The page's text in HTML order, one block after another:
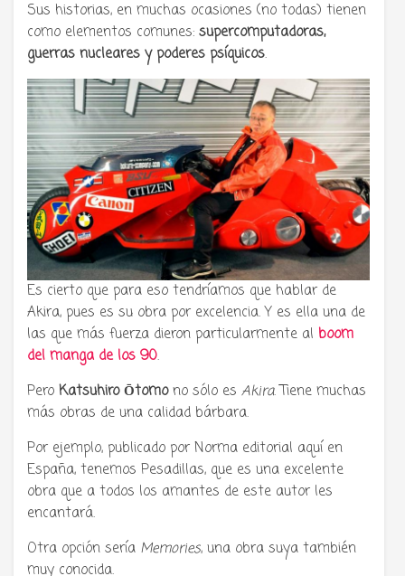
Sus historias, en muchas ocasiones (no todas) tienen
como elementos comunes: supercomputadoras,
guerras nucleares y poderes psíquicos.
Es cierto que para eso tendríamos que hablar de
Akira, pues es su obra por excelencia. Y es ella una de
las que más fuerza dieron particularmente al boom
del manga de los 90.
Pero Katsuhiro Ōtomono sólo es Akira. Tiene muchas
más obras de una calidad bárbara.
Por ejemplo, publicado por Norma editorial aquí en
España, tenemos Pesadillas, que es una excelente
obra que a todos los amantes de este autor les
encantará.
Otra opción sería Memories, una obra suya también
muy conocida.